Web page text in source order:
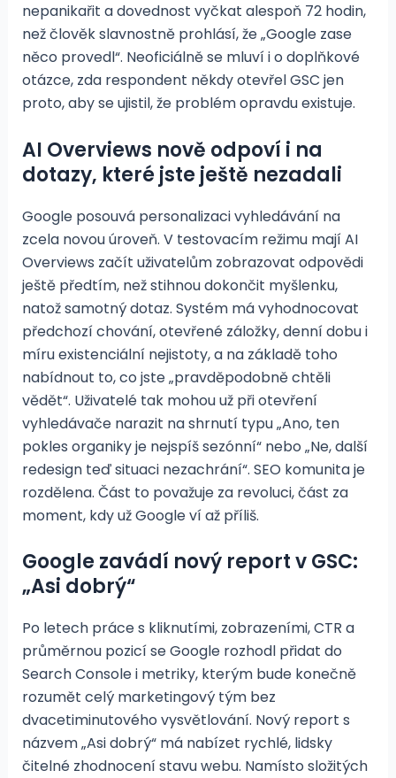
nepanikařit a dovednost vyčkat alespoň 72 hodin,
než člověk slavnostně prohlásí, že „Google zase
něco provedl“. Neoficiálně se mluví i o doplňkové
otázce, zda respondent někdy otevřel GSC jen
proto, aby se ujistil, že problém opravdu existuje.
AI Overviews nově odpoví i na
dotazy, které jste ještě nezadali
Google posouvá personalizaci vyhledávání na
zcela novou úroveň. V testovacím režimu mají AI
Overviews začít uživatelům zobrazovat odpovědi
ještě předtím, než stihnou dokončit myšlenku,
natož samotný dotaz. Systém má vyhodnocovat
předchozí chování, otevřené záložky, denní dobu i
míru existenciální nejistoty, a na základě toho
nabídnout to, co jste „pravděpodobně chtěli
vědět“. Uživatelé tak mohou už při otevření
vyhledávače narazit na shrnutí typu „Ano, ten
pokles organiky je nejspíš sezónní“ nebo „Ne, další
redesign teď situaci nezachrání“. SEO komunita je
rozdělena. Část to považuje za revoluci, část za
moment, kdy už Google ví až příliš.
Google zavádí nový report v GSC:
„Asi dobrý“
Po letech práce s kliknutími, zobrazeními, CTR a
průměrnou pozicí se Google rozhodl přidat do
Search Console i metriky, kterým bude konečně
rozumět celý marketingový tým bez
dvacetiminutového vysvětlování. Nový report s
názvem „Asi dobrý“ má nabízet rychlé, lidsky
čitelné zhodnocení stavu webu. Namísto složitých